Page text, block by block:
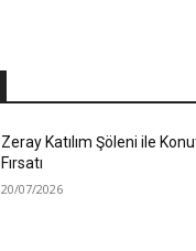
Zeray Katılım Şöleni ile
Fırsatı
20/07/2026